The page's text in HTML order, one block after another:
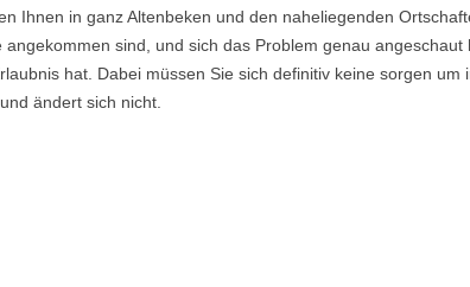
Ihnen in ganz Altenbeken und den naheliegenden
sind, und sich das Problem genau angeschaut
hat. Dabei müssen Sie sich definitiv keine sorgen um
ändert sich nicht.